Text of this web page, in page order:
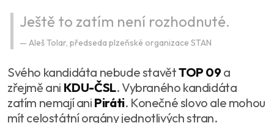
Ještě to zatím není rozhodnuté.
Aleš Tolar, předseda plzeňské organizace STAN
Svého kandidáta nebude stavětTOP 09 a
zřejmě ani KDU-ČSL. Vybraného kandidáta
zatím nemají ani Piráti. Konečné slovo ale mohou
mít celostátní orgány jednotlivých stran.